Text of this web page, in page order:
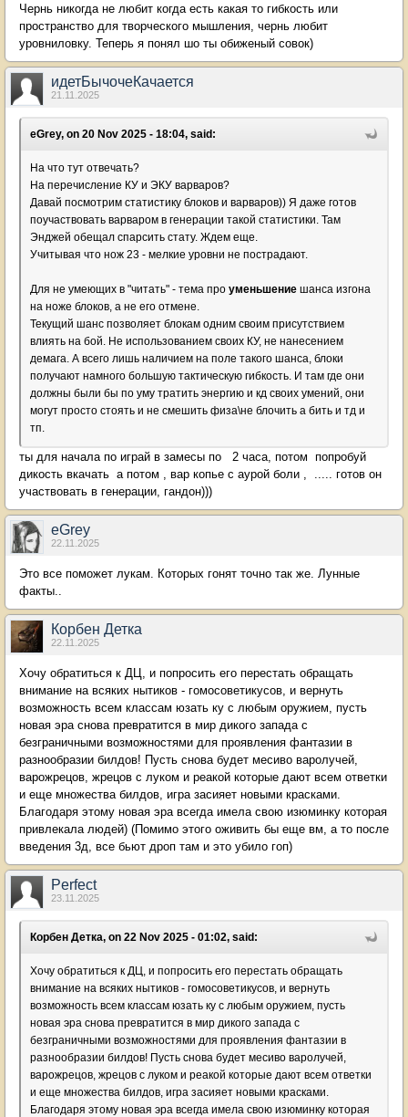
Чернь никогда не любит когда есть какая то гибкость или
пространство для творческого мышления, чернь любит
уровниловку. Теперь я понял шо ты обиженый совок)
идетБычочеКачается
21.11.2025
eGrey, on 20 Nov 2025 - 18:04, said:
На что тут отвечать?
На перечисление КУ и ЭКУ варваров?
Давай посмотрим статистику блоков и варваров)) Я даже готов
поучаствовать варваром в генерации такой статистики. Там
Энджей обещал спарсить стату. Ждем еще.
Учитывая что нож 23 - мелкие уровни не пострадают.
Для не умеющих в "читать" - тема про уменьшение шанса изгона
на ноже блоков, а не его отмене.
Текущий шанс позволяет блокам одним своим присутствием
влиять на бой. Не использованием своих КУ, не нанесением
демага. А всего лишь наличием на поле такого шанса, блоки
получают намного большую тактическую гибкость. И там где они
должны были бы по уму тратить энергию и кд своих умений, они
могут просто стоять и не смешить физа\не блочить а бить и тд и
тп.
ты для начала по играй в замесы по 2 часа, потом попробуй
дикость вкачать а потом , вар копье с аурой боли , ..... готов он
участвовать в генерации, гандон)))
eGrey
22.11.2025
Это все поможет лукам. Которых гонят точно так же. Лунные
факты..
Корбен Детка
22.11.2025
Хочу обратиться к ДЦ, и попросить его перестать обращать
внимание на всяких нытиков - гомосоветикусов, и вернуть
возможность всем классам юзать ку с любым оружием, пусть
новая эра снова превратится в мир дикого запада с
безграничными возможностями для проявления фантазии в
разнообразии билдов! Пусть снова будет месиво варолучей,
варожрецов, жрецов с луком и реакой которые дают всем ответки
и еще множества билдов, игра засияет новыми красками.
Благодаря этому новая эра всегда имела свою изюминку которая
привлекала людей) (Помимо этого оживить бы еще вм, а то после
введения 3д, все бьют дроп там и это убило гоп)
Perfect
23.11.2025
Корбен Детка, on 22 Nov 2025 - 01:02, said:
Хочу обратиться к ДЦ, и попросить его перестать обращать
внимание на всяких нытиков - гомосоветикусов, и вернуть
возможность всем классам юзать ку с любым оружием, пусть
новая эра снова превратится в мир дикого запада с
безграничными возможностями для проявления фантазии в
разнообразии билдов! Пусть снова будет месиво варолучей,
варожрецов, жрецов с луком и реакой которые дают всем ответки
и еще множества билдов, игра засияет новыми красками.
Благодаря этому новая эра всегда имела свою изюминку которая